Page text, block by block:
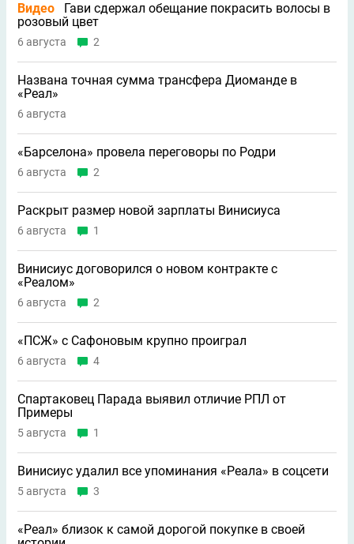
Видео
Гави сдержал обещание покрасить волосы в
розовый цвет
6 августа 2
Названа точная сумма трансфера Диоманде в
«Реал»
6 августа
«Барселона» провела переговоры по Родри
6 августа 2
Раскрыт размер новой зарплаты Винисиуса
6 августа 1
Винисиус договорился о новом контракте с
«Реалом»
6 августа 2
«ПСЖ» с Сафоновым крупно проиграл
6 августа 4
Спартаковец Парада выявил отличие РПЛ от
Примеры
5 августа 1
Винисиус удалил все упоминания «Реала» в соцсети
5 августа 3
«Реал» близок к самой дорогой покупке в своей